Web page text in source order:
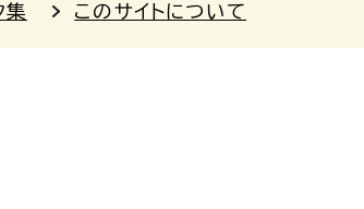
集 このサイトについて